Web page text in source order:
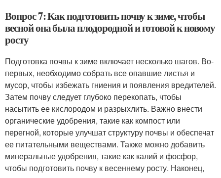
Вопрос 7: Как подготовить почву к зиме, чтобы
весной она была плодородной и готовой к новому
росту
Подготовка почвы к зиме включает несколько шагов. Во-
первых, необходимо собрать все опавшие листья и
мусор, чтобы избежать гниения и появления вредителей.
Затем почву следует глубоко перекопать, чтобы
насытить ее кислородом и разрыхлить. Важно внести
органические удобрения, такие как компост или
перегной, которые улучшат структуру почвы и обеспечат
ее питательными веществами. Также можно добавить
минеральные удобрения, такие как калий и фосфор,
чтобы подготовить почву к весеннему росту. Наконец,